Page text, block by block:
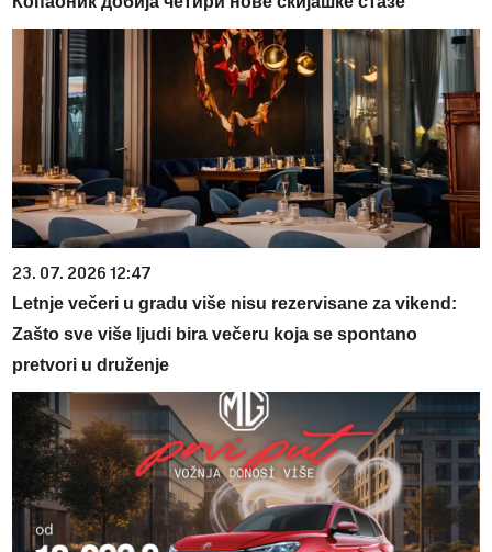
23. 07. 2026 12:47
Letnje večeri u gradu više nisu rezervisane za vikend:
Zašto sve više ljudi bira večeru koja se spontano
pretvori u druženje